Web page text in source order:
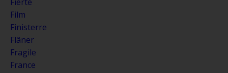
Film
Finisterre
Flâner
Fragile
France